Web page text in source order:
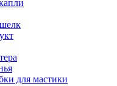
для мастики